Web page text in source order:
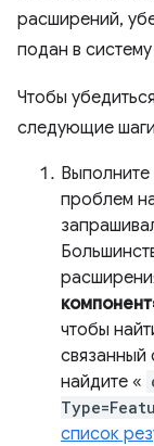
расширений,
подан в
Чтобы
следующие
Выполните
проблем
чтобы
связанный
найдите «
список